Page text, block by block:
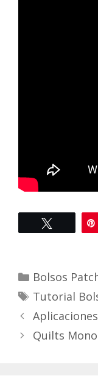
Categories
Bolsos
Tags
Tutorial
Quilts